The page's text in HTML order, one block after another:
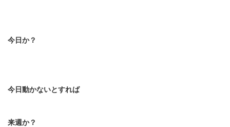
今日か？
今日動かないとすれば
来週か？